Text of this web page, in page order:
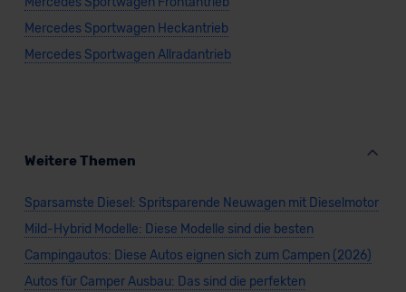
Mercedes Sportwagen Heckantrieb
Mercedes Sportwagen Allradantrieb
Weitere Themen
Sparsamste Diesel: Spritsparende Neuwagen mit Dieselmotor
Mild-Hybrid Modelle: Diese Modelle sind die besten
Campingautos: Diese Autos eignen sich zum Campen (2026)
Autos für Camper Ausbau: Das sind die perfekten